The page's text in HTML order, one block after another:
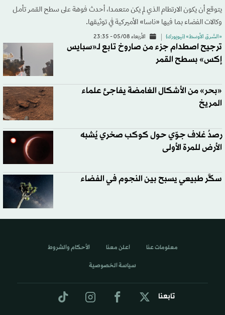
يتوقع أن يكون الارتطام الذي لم يكن متعمدا، أحدث فوهة على سطح القمر تأمل
وكالات الفضاء بما فيها «ناسا» الأميركية في توثيقها.
«الشرق الأوسط» (نيويورك) الأربعاء 05/08 - 23:35
ترجيح اصطدام جزء من صاروخ تابع لـ«سبايس
إكس» بسطح القمر
«بحر» من الأشكال الغامضة يفاجئ علماء
المريخ
رصدُ غلاف جوّي حول كوكب صخري يُشبه
الأرض للمرة الأولى
سكَّر طبيعي يسبح بين النجوم في الفضاء
تابعنا
معلومات عنا اعلن معنا الأحكام والشروط
سياسة الخصوصية